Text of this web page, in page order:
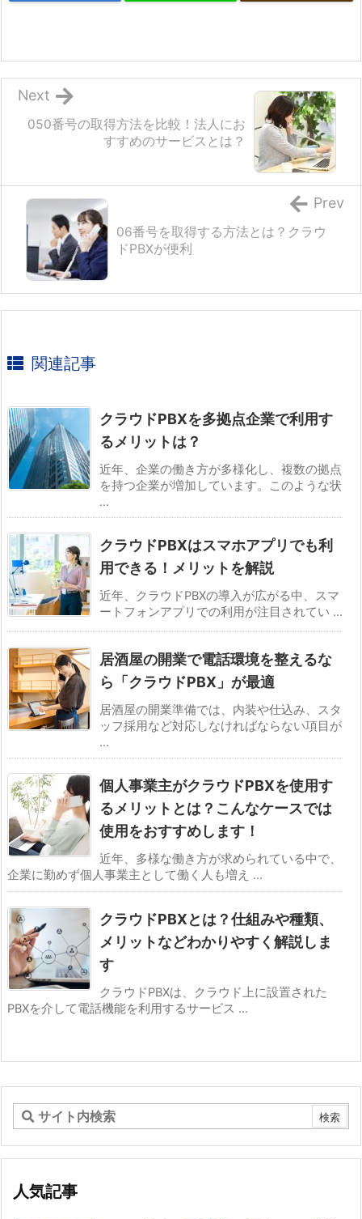
050番号の取得方法を比較！法人にお
すすめのサービスとは？
Next
06番号を取得する方法とは？クラウ
ドPBXが便利
Prev
関連記事
クラウドPBXを多拠点企業で利用す
るメリットは？
近年、企業の働き方が多様化し、複数の拠点
を持つ企業が増加しています。このような状
...
クラウドPBXはスマホアプリでも利
用できる！メリットを解説
近年、クラウドPBXの導入が広がる中、スマ
ートフォンアプリでの利用が注目されてい ...
居酒屋の開業で電話環境を整えるな
ら「クラウドPBX」が最適
居酒屋の開業準備では、内装や仕込み、スタ
ッフ採用など対応しなければならない項目が
...
個人事業主がクラウドPBXを使用す
るメリットとは？こんなケースでは
使用をおすすめします！
近年、多様な働き方が求められている中で、
企業に勤めず個人事業主として働く人も増え ...
クラウドPBXとは？仕組みや種類、
メリットなどわかりやすく解説しま
す
クラウドPBXは、クラウド上に設置された
PBXを介して電話機能を利用するサービス ...
人気記事